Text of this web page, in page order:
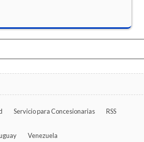
Servicio para Concesionarias RSS
Venezuela